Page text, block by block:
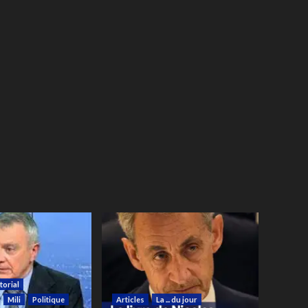
Mili Politique Articles La ... du jour